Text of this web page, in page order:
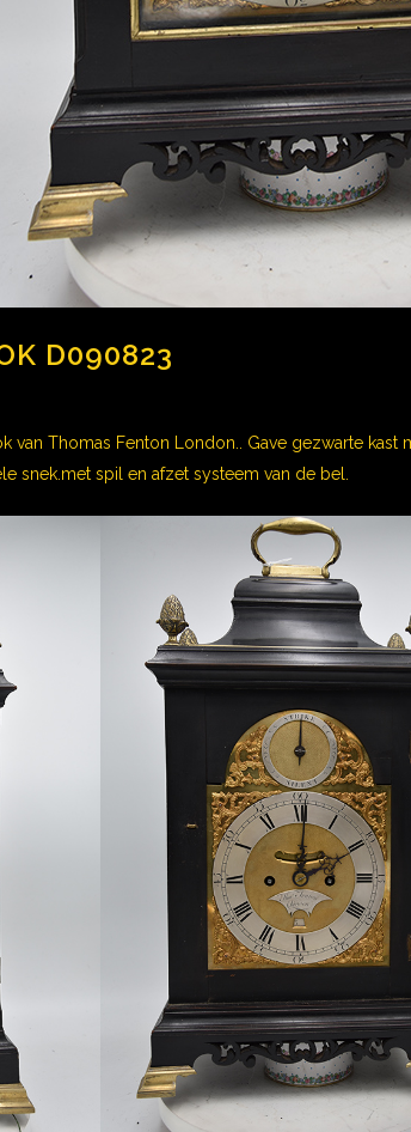
D090823
van Thomas Fenton London.. Gave gezwarte
snek.met spil en afzet systeem van de bel.